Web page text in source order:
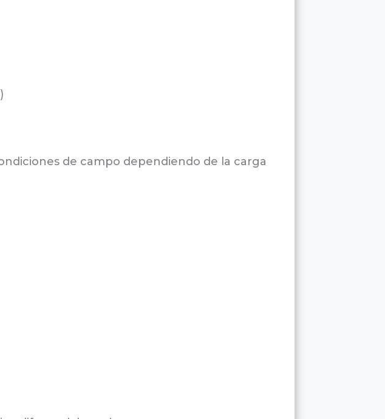
de campo dependiendo de la carga